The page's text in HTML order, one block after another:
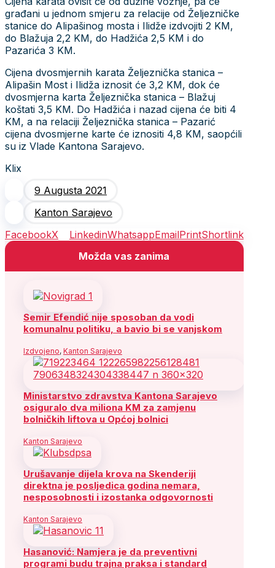
građani u jednom smjeru za relacije od Željezničke
stanice do Alipašinog mosta i Ilidže izdvojiti 2 KM,
do Blažuja 2,2 KM, do Hadžića 2,5 KM i do
Pazarića 3 KM.
Cijena dvosmjernih karata Željeznička stanica –
Alipašin Most i Ilidža iznosit će 3,2 KM, dok će
dvosmjerna karta Željeznička stanica – Blažuj
koštati 3,5 KM. Do Hadžića i nazad cijena će biti 4
KM, a na relaciji Željeznička stanica – Pazarić
cijena dvosmjerne karte će iznositi 4,8 KM, saopćili
su iz Vlade Kantona Sarajevo.
Klix
9 Augusta 2021
Kanton Sarajevo
FacebookX LinkedinWhatsappEmailPrintShortlink
Možda vas zanima
Semir Efendić nije sposoban da vodi
komunalnu politiku, a bavio bi se vanjskom
Izdvojeno, Kanton Sarajevo
Ministarstvo zdravstva Kantona Sarajevo
osiguralo dva miliona KM za zamjenu
bolničkih liftova u Općoj bolnici
Kanton Sarajevo
Urušavanje dijela krova na Skenderiji
direktna je posljedica godina nemara,
nesposobnosti i izostanka odgovornosti
Kanton Sarajevo
Hasanović: Namjera je da preventivni
programi budu trajna praksa i standard